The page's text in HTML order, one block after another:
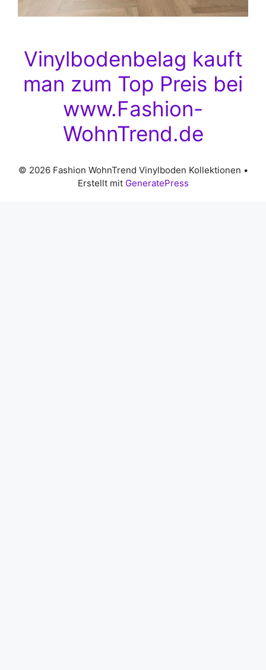
Vinylbodenbelag kauft
man zum Top Preis bei
www.Fashion-
WohnTrend.de
© 2026 Fashion WohnTrend Vinylboden Kollektionen •
Erstellt mit GeneratePress